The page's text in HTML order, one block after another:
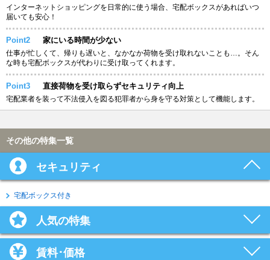
インターネットショッピングを日常的に使う場合、宅配ボックスがあればいつ
届いても安心！
Point2 家にいる時間が少ない
仕事が忙しくて、帰りも遅いと、なかなか荷物を受け取れないことも…。そん
な時も宅配ボックスが代わりに受け取ってくれます。
Point3 直接荷物を受け取らずセキュリティ向上
宅配業者を装って不法侵入を図る犯罪者から身を守る対策として機能します。
その他の特集一覧
セキュリティ
宅配ボックス付き
人気の特集
賃料･価格